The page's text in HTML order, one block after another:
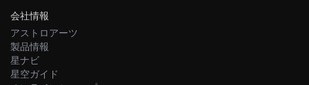
会社情報
アストロアーツ
製品情報
星ナビ
星空ガイド